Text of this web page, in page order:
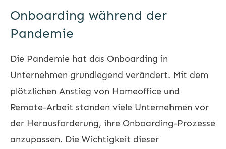
Onboarding während der
Pandemie
Die Pandemie hat das Onboarding in
Unternehmen grundlegend verändert. Mit dem
plötzlichen Anstieg von Homeoffice und
Remote-Arbeit standen viele Unternehmen vor
der Herausforderung, ihre Onboarding-Prozesse
anzupassen. Die Wichtigkeit dieser